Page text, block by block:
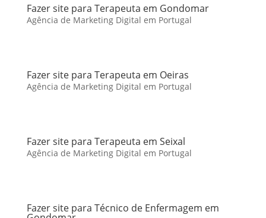
Fazer site para Terapeuta em Gondomar
Agência de Marketing Digital em Portugal
Fazer site para Terapeuta em Oeiras
Agência de Marketing Digital em Portugal
Fazer site para Terapeuta em Seixal
Agência de Marketing Digital em Portugal
Fazer site para Técnico de Enfermagem em